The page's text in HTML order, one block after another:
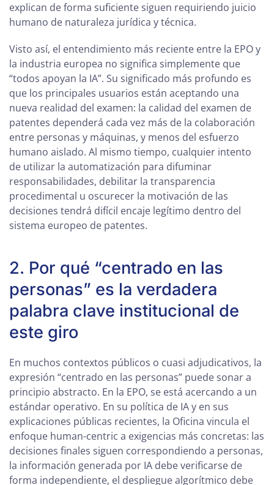
explican de forma suficiente siguen requiriendo juicio
humano de naturaleza jurídica y técnica.
Visto así, el entendimiento más reciente entre la EPO y
la industria europea no significa simplemente que
“todos apoyan la IA”. Su significado más profundo es
que los principales usuarios están aceptando una
nueva realidad del examen: la calidad del examen de
patentes dependerá cada vez más de la colaboración
entre personas y máquinas, y menos del esfuerzo
humano aislado. Al mismo tiempo, cualquier intento
de utilizar la automatización para difuminar
responsabilidades, debilitar la transparencia
procedimental u oscurecer la motivación de las
decisiones tendrá difícil encaje legítimo dentro del
sistema europeo de patentes.
2. Por qué “centrado en las
personas” es la verdadera
palabra clave institucional de
este giro
En muchos contextos públicos o cuasi adjudicativos, la
expresión “centrado en las personas” puede sonar a
principio abstracto. En la EPO, se está acercando a un
estándar operativo. En su política de IA y en sus
explicaciones públicas recientes, la Oficina vincula el
enfoque human-centric a exigencias más concretas: las
decisiones finales siguen correspondiendo a personas,
la información generada por IA debe verificarse de
forma independiente, el despliegue algorítmico debe